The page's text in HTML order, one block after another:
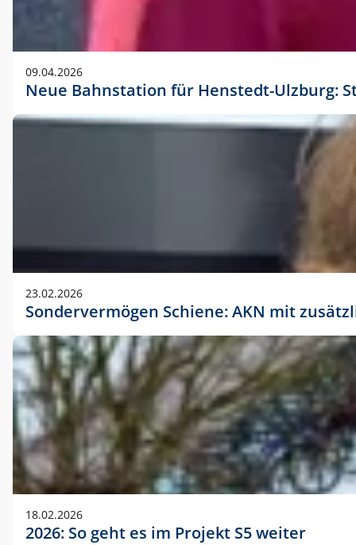
09.04.2026
Neue Bahnstation für Henstedt-Ulzburg:
23.02.2026
Sondervermögen Schiene: AKN mit
18.02.2026
2026: So geht es im Projekt S5 weiter